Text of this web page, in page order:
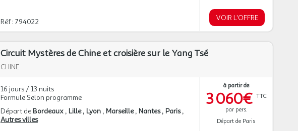
Réf : 794022 VOIR L'OFFRE
Circuit Mystères de Chine et croisière sur le Yang Tsé
CHINE
16 jours / 13 nuits
Formule Selon programme
Départ de Bordeaux Lille Lyon Marseille Nantes Paris
Autres villes
à partir de
3 060€ TTC
par pers.
Départ de Paris